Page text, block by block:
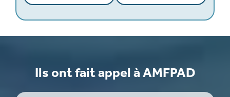
Ils ont fait appel à AMFPAD